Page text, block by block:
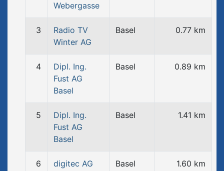
Webergasse
3
Radio TV
Winter AG
Basel 0.77 km
4
Dipl. Ing.
Fust AG
Basel
Basel 0.89 km
5
Dipl. Ing.
Fust AG
Basel
Basel 1.41 km
6 digitec AG Basel 1.60 km